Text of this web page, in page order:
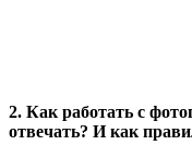
2. Как работать с
отвечать? И как